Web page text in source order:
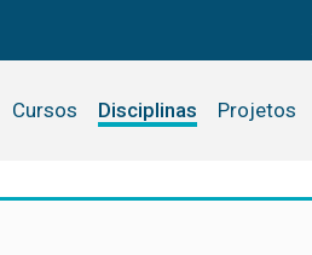
Cursos Disciplinas Projetos